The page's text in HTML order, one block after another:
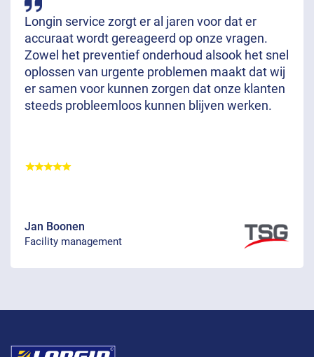
Longin service zorgt er al jaren voor dat er
accuraat wordt gereageerd op onze vragen.
Zowel het preventief onderhoud alsook het snel
oplossen van urgente problemen maakt dat wij
er samen voor kunnen zorgen dat onze klanten
steeds probleemloos kunnen blijven werken.
Jan Boonen
Facility management